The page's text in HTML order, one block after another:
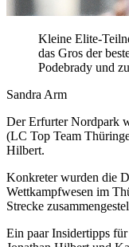
Kleine Elite-
das Gros der
Podebrady und
Sandra Arm
Der Erfurter Nordpark
(LC Top Team
Hilbert.
Konkreter wurden die
Wettkampfwesen im
Strecke
Ein paar Insidertipps